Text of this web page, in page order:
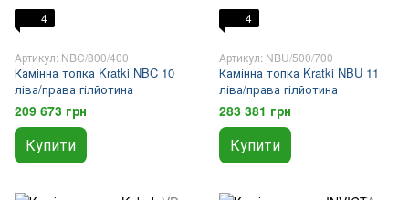
4
Артикул: NBC/800/400
Камінна топка Kratki NBC 10
ліва/права гілйотина
209 673 грн
Купити
4
Артикул: NBU/500/700
Камінна топка Kratki NBU 11
ліва/права гілйотина
283 381 грн
Купити